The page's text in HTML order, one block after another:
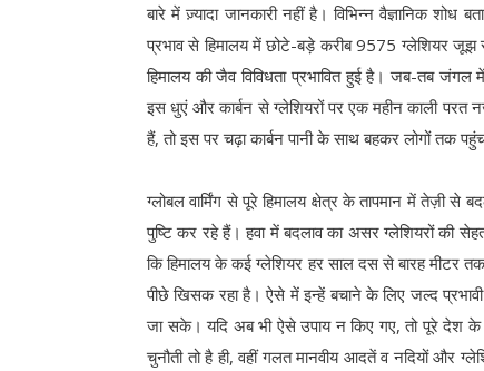
बारे में ज़्यादा जानकारी नहीं है। विभिन्न वैज्ञानिक शोध
प्रभाव से हिमालय में छोटे-बड़े करीब 9575 ग्लेशियर जूझ
हिमालय की जैव विविधता प्रभावित हुई है। जब-तब
इस धुएं और कार्बन से ग्लेशियरों पर एक महीन काली परत
हैं, तो इस पर चढ़ा कार्बन पानी के साथ बहकर लोगों तक
ग्लोबल वार्मिंग से पूरे हिमालय क्षेत्र के तापमान में तेज़ी
पुष्टि कर रहे हैं। हवा में बदलाव का असर ग्लेशियरों की
कि हिमालय के कई ग्लेशियर हर साल दस से बारह मीटर
पीछे खिसक रहा है। ऐसे में इन्हें बचाने के लिए जल्द
जा सके। यदि अब भी ऐसे उपाय न किए गए, तो पूरे देश के
चुनौती तो है ही, वहीं गलत मानवीय आदतें व नदियों और